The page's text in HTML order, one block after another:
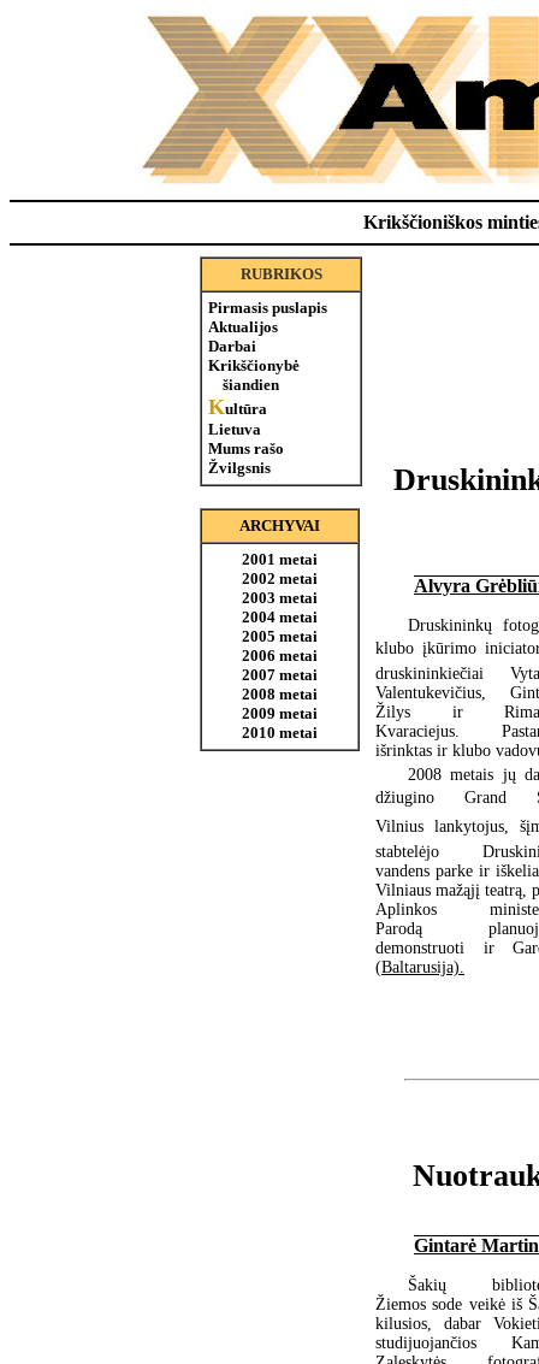
Krikščioniškos
RUBRIKOS
Pirmasis puslapis
Aktualijos
Darbai
Krikščionybė
šiandien
Kultūra
Lietuva
Mums rašo
Žvilgsnis
ARCHYVAI
2001 metai
2002 metai
2003 metai
2004 metai
2005 metai
2006 metai
2007 metai
2008 metai
2009 metai
2010 metai
Alvyra
Druskininkų
klubo įkūrimo
druskininkiečiai
Valentukevičius,
Žilys ir
Kvaraciejus.
išrinktas ir klubo
2008 metais jų
džiugino Grand
Vilnius lankytojus,
stabtelėjo
vandens parke ir
Vilniaus mažąjį teatrą,
Aplinkos
Parodą
demonstruoti ir
(Baltarusija).
Gintarė
Šakių
Žiemos sode veikė iš
kilusios, dabar
studijuojančios